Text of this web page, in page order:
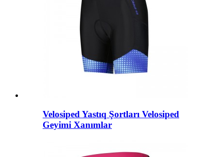
Velosiped Yastıq Şortları Velosiped
Geyimi Xanımlar